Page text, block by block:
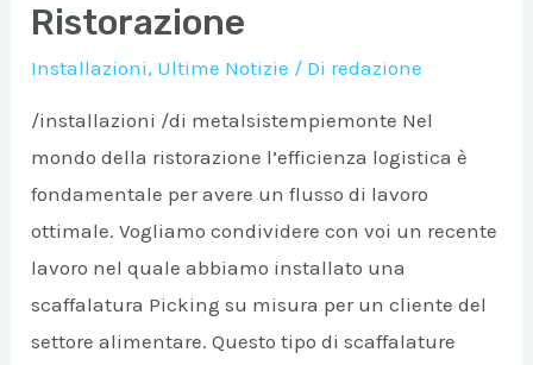
Ristorazione
Installazioni, Ultime Notizie / Di redazione
/installazioni /di metalsistempiemonte Nel
mondo della ristorazione l’efficienza logistica è
fondamentale per avere un flusso di lavoro
ottimale. Vogliamo condividere con voi un recente
lavoro nel quale abbiamo installato una
scaffalatura Picking su misura per un cliente del
settore alimentare. Questo tipo di scaffalature